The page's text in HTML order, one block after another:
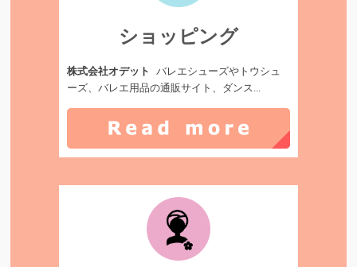
ショッピング
株式会社オデット
バレエシューズやトウシュ
ーズ、バレエ用品の通販サイト、ダンス...